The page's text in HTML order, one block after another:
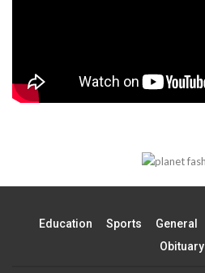
Education Sports General
Obituary